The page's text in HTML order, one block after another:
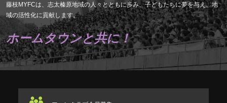
藤枝MYFCは、志太榛原地域の人々とともに歩み、子どもたちに夢を与え、地
域の活性化に貢献します。
ホームタウンと共に！